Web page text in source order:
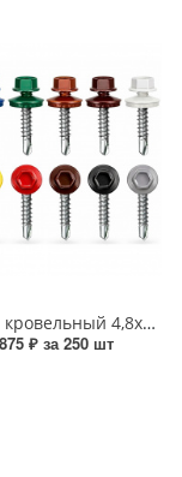
Саморез кровельный 4,8x29 по дереву RAL 8019 (серо-коричневый), Тайвань УТ000016129
₽ за 250 шт